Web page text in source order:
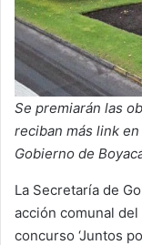
Se premiarán las
reciban más link
Gobierno de
La Secretaría de
acción comunal
concurso ‘Juntos